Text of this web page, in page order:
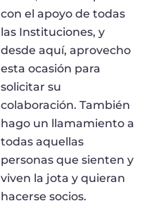
con el apoyo de todas
las Instituciones, y
desde aquí, aprovecho
esta ocasión para
solicitar su
colaboración. También
hago un llamamiento a
todas aquellas
personas que sienten y
viven la jota y quieran
hacerse socios.